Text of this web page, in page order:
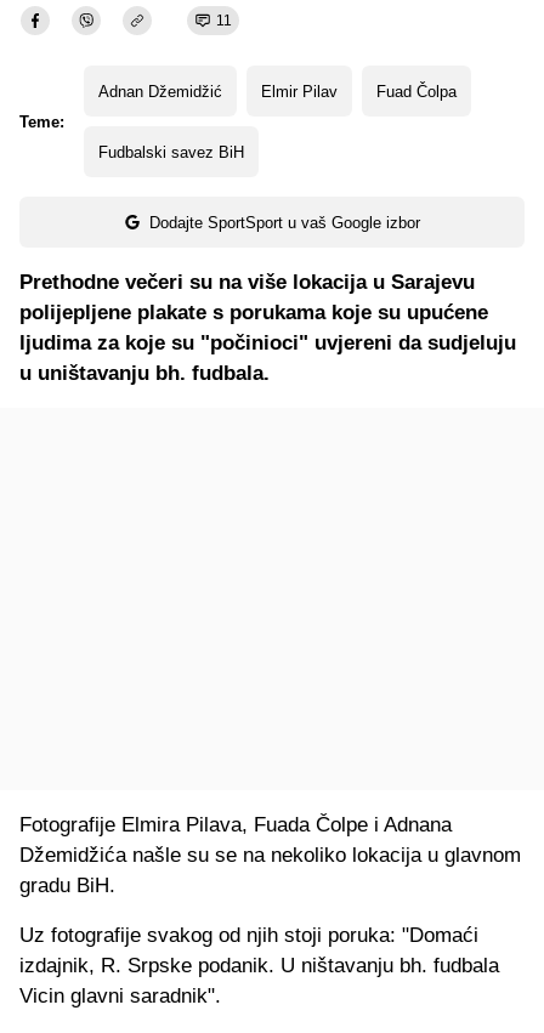
11
Teme:
Adnan Džemidžić Elmir Pilav Fuad Čolpa
Fudbalski savez BiH
Dodajte SportSport u vaš Google izbor
Prethodne večeri su na više lokacija u Sarajevu
polijepljene plakate s porukama koje su upućene
ljudima za koje su "počinioci" uvjereni da sudjeluju
u uništavanju bh. fudbala.
Fotografije Elmira Pilava, Fuada Čolpe i Adnana
Džemidžića našle su se na nekoliko lokacija u glavnom
gradu BiH.
Uz fotografije svakog od njih stoji poruka: "Domaći
izdajnik, R. Srpske podanik. U ništavanju bh. fudbala
Vicin glavni saradnik".